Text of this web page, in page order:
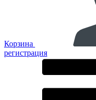
Корзина
регистрация